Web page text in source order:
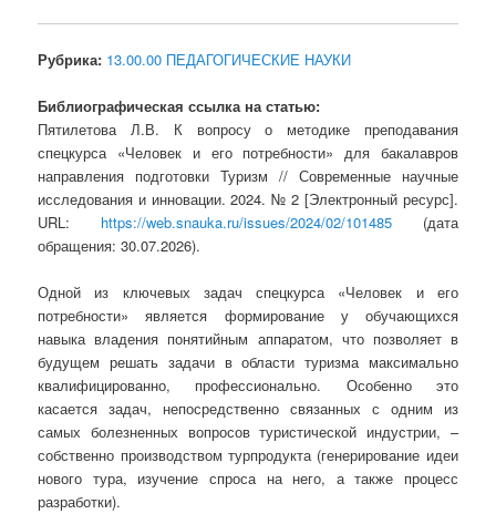
Рубрика: 13.00.00 ПЕДАГОГИЧЕСКИЕ НАУКИ
Библиографическая ссылка на статью:
Пятилетова Л.В. К вопросу о методике преподавания
спецкурса «Человек и его потребности» для бакалавров
направления подготовки Туризм // Современные научные
исследования и инновации. 2024. № 2 [Электронный ресурс].
URL: https://web.snauka.ru/issues/2024/02/101485 (дата
обращения: 30.07.2026).
Одной из ключевых задач спецкурса «Человек и его
потребности» является формирование у обучающихся
навыка владения понятийным аппаратом, что позволяет в
будущем решать задачи в области туризма максимально
квалифицированно, профессионально. Особенно это
касается задач, непосредственно связанных с одним из
самых болезненных вопросов туристической индустрии, –
собственно производством турпродукта (генерирование идеи
нового тура, изучение спроса на него, а также процесс
разработки).